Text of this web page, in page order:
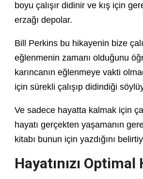
boyu çalışır didinir ve kış için
erzağı depolar.
Bill Perkins bu hikayenin bize
eğlenmenin zamanı olduğunu
karıncanın eğlenmeye vakti
için sürekli çalışıp didindiği
Ve sadece hayatta kalmak için
hayatı gerçekten yaşamanın
kitabı bunun için yazdığını
Hayatınızı Optimal